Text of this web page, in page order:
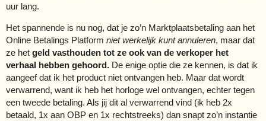
uur lang.
Het spannende is nu nog, dat je zo’n Marktplaatsbetaling aan het
Online Betalings Platform niet werkelijk kunt annuleren, maar dat
ze het geld vasthouden tot ze ook van de verkoper het
verhaal hebben gehoord. De enige optie die ze kennen, is dat ik
aangeef dat ik het product niet ontvangen heb. Maar dat wordt
verwarrend, want ik heb het horloge wel ontvangen, echter tegen
een tweede betaling. Als jij dit al verwarrend vind (ik heb 2x
betaald, 1x aan OBP en 1x rechtstreeks) dan snapt zo’n instantie